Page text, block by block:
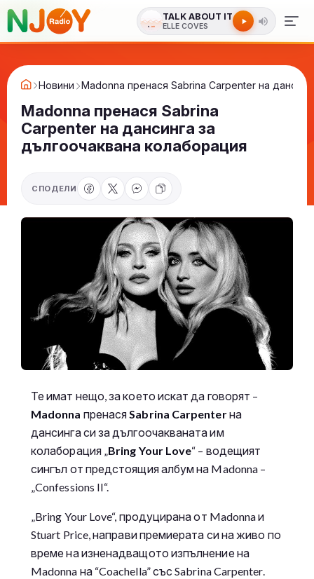
TALK ABOUT IT
ELLE COVES
Новини Madonna пренася Sabrina Carpenter на
Madonna пренася Sabrina
Carpenter на дансинга за
дългоочаквана колаборация
СПОДЕЛИ
Те имат нещо, за което искат да говорят –
Madonna пренасяSabrina Carpenterна
дансинга си за дългоочакваната им
колаборация „Bring Your Love“ – водещият
сингъл от предстоящия албум на Madonna –
„Confessions II“.
„Bring Your Love“, продуцирана от Madonna и
Stuart Price, направи премиерата си на живо по
време на изненадващото изпълнение на
Madonna на “Coachella” със Sabrina Carpenter.